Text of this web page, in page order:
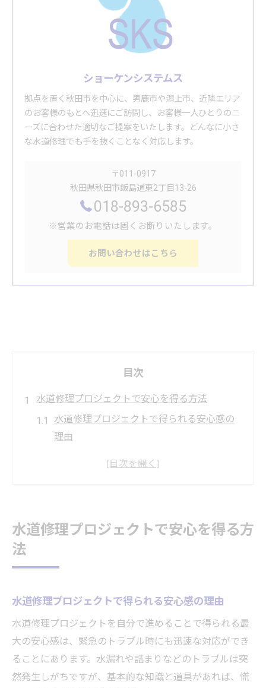
ショーケンシステムス
拠点を置く秋田市を中心に、男鹿市や潟上市、近隣エリア
のお客様のもとへ迅速にご訪問し、お客様一人ひとりのニ
ーズに合わせた適切なご提案をいたします。どんなに小さ
な水道修理でも手を抜くことなく対応します。
〒011-0917
秋田県秋田市飯島道東2丁目13-26
018-893-6585
※営業のお電話は固くお断りいたします。
お問い合わせはこちら
目次
水道修理プロジェクトで安心を得る方法
水道修理プロジェクトで得られる安心感の
理由
水道修理の基礎知識でトラブルを未然に防
説
DIY水道修理で安全を確保する基本手順
安全な水道修理DIYのための作業前準備
水道修理で失敗しないための注意点まとめ
DIY初心者が避けたい水道修理の危険行動
水道修理プロジェクトで安心を得る方
法
水道修理プロジェクトで得られる安心感の理由
水道修理プロジェクトを自分で進めることで得られる最
大の安心感は、緊急のトラブル時にも迅速な対応ができ
ることにあります。水漏れや詰まりなどのトラブルは突
然発生しがちですが、基本的な知識と道具があれば、慌